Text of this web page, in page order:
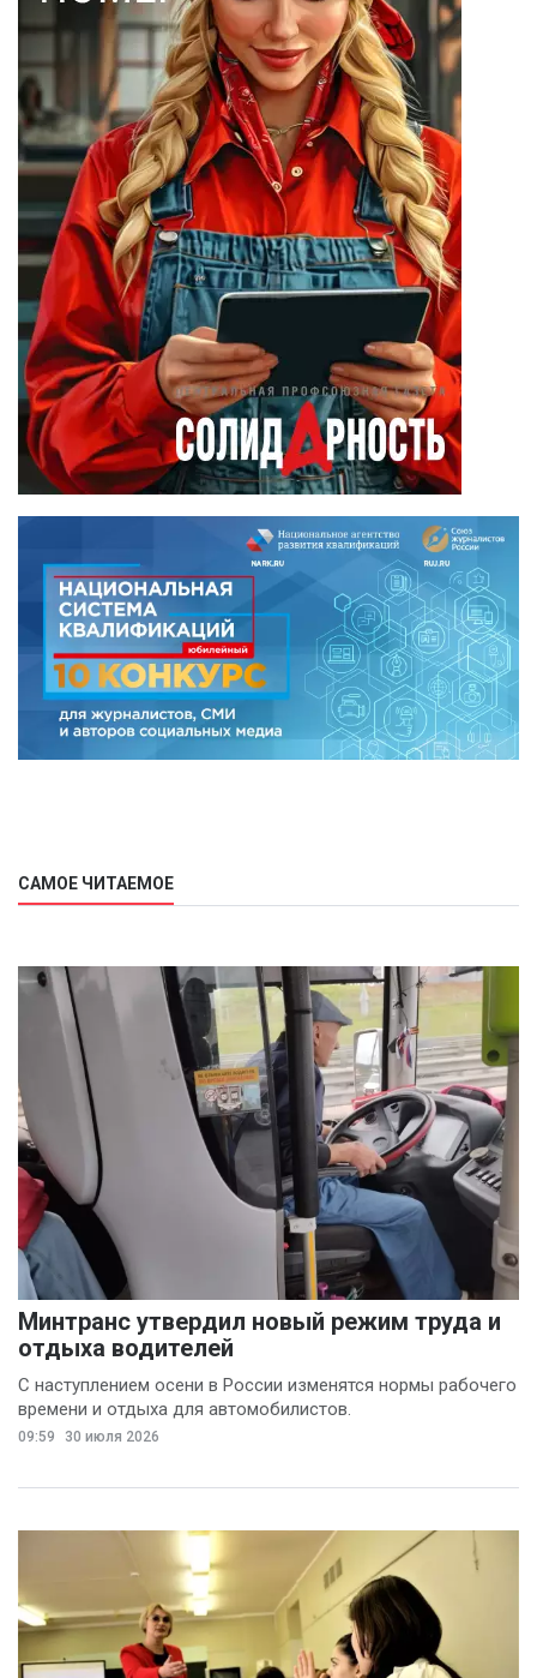
САМОЕ ЧИТАЕМОЕ
Минтранс утвердил новый режим труда и
отдыха водителей
С наступлением осени в России изменятся нормы рабочего
времени и отдыха для автомобилистов.
09:59 30 июля 2026